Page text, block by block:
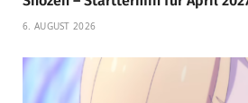
6. AUGUST 2026